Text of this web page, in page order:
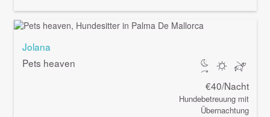
Jolana
Pets heaven
€40/Nacht
Hundebetreuung mit
Übernachtung